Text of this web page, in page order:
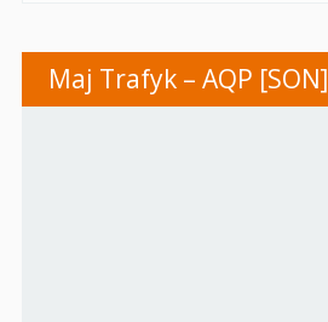
Maj Trafyk – AQP [SON]